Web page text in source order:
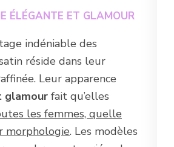
ÉLÉGANTE ET GLAMOUR
indéniable des
réside dans leur
Leur apparence
glamour fait qu’elles
les femmes, quelle
morphologie. Les modèles